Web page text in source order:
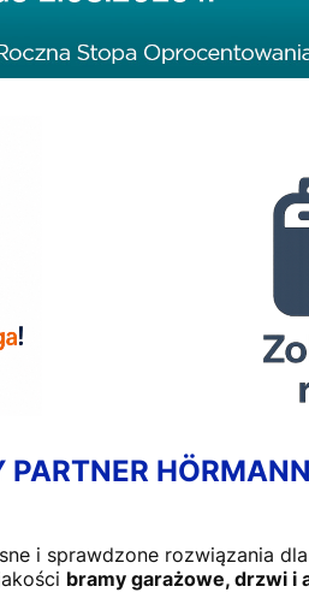
HÖRMANN
i sprawdzone rozwiązania
bramy garażowe, drzwi i